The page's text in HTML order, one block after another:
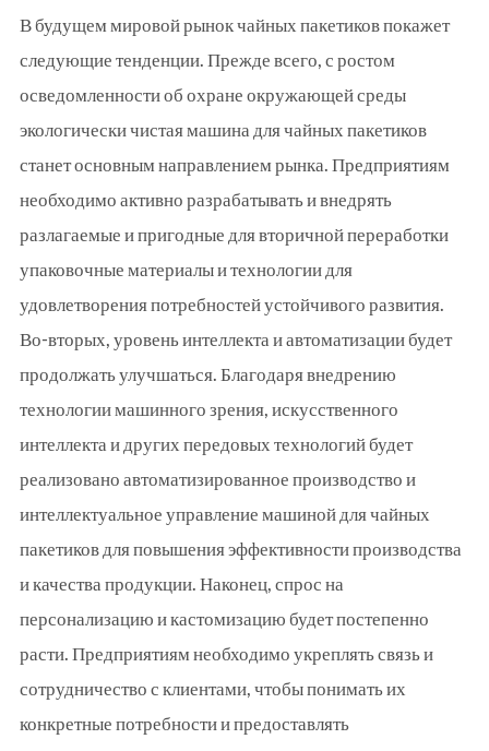
В будущем мировой рынок чайных пакетиков покажет
следующие тенденции. Прежде всего, с ростом
осведомленности об охране окружающей среды
экологически чистая машина для чайных пакетиков
станет основным направлением рынка. Предприятиям
необходимо активно разрабатывать и внедрять
разлагаемые и пригодные для вторичной переработки
упаковочные материалы и технологии для
удовлетворения потребностей устойчивого развития.
Во-вторых, уровень интеллекта и автоматизации будет
продолжать улучшаться. Благодаря внедрению
технологии машинного зрения, искусственного
интеллекта и других передовых технологий будет
реализовано автоматизированное производство и
интеллектуальное управление машиной для чайных
пакетиков для повышения эффективности производства
и качества продукции. Наконец, спрос на
персонализацию и кастомизацию будет постепенно
расти. Предприятиям необходимо укреплять связь и
сотрудничество с клиентами, чтобы понимать их
конкретные потребности и предоставлять